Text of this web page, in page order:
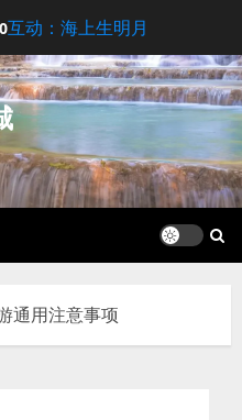
互动：海上生明月
通用注意事项